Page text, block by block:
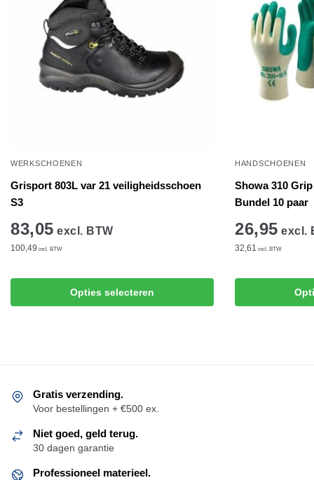
WERKSCHOENEN
Grisport 803L var 21 veiligheidsschoen
S3
83,05 excl. BTW
100,49 incl. BTW
Opties selecteren
product
optie
kan
worden
de
HANDSCHOENEN
Showa 310
Bundel 10 paar
26,95 excl.
32,61 incl. BTW
product
Gratis verzending.
Voor bestellingen + €500 ex.
Niet goed, geld terug.
30 dagen garantie
Professioneel materieel.